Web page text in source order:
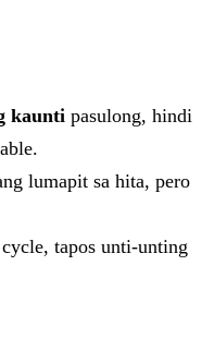
kaunti pasulong, hindi
lumapit sa hita, pero
tapos unti-unting